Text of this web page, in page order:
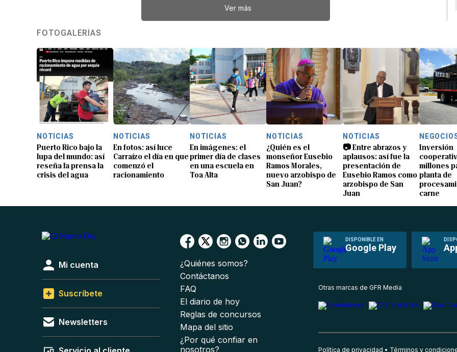
Ver más
FOTOGALERÍAS
NOTICIAS
Puerto Rico bajo la
lupa del mundo: así
reseña la prensa la
crisis del agua
NOTICIAS
En fotos: así luce
Carraízo el día en que
comenzó el
racionamiento
NOTICIAS
En imágenes: el
primer día de clases
en una escuela en
Toa Alta
NOTICIAS
¿Quién es el
monseñor Eusebio
Ramos Morales,
nuevo arzobispo de
San Juan?
NOTICIAS
📷 Entre abrazos y
aplausos: así fue la
presentación de
Eusebio Ramos como
arzobispo de San
Juan
Inversión
millones
planta de
carne
DISPONIBLE EN
Google Play
Mi cuenta
Suscríbete
Newsletters
¿Quiénes somos?
Contáctanos
FAQ
El diario de hoy
Reglas de concursos
Mapa del sitio
¿Por qué confiar en
nosotros?
Otras marcas de GFR Media
Política de privacidad Términos y